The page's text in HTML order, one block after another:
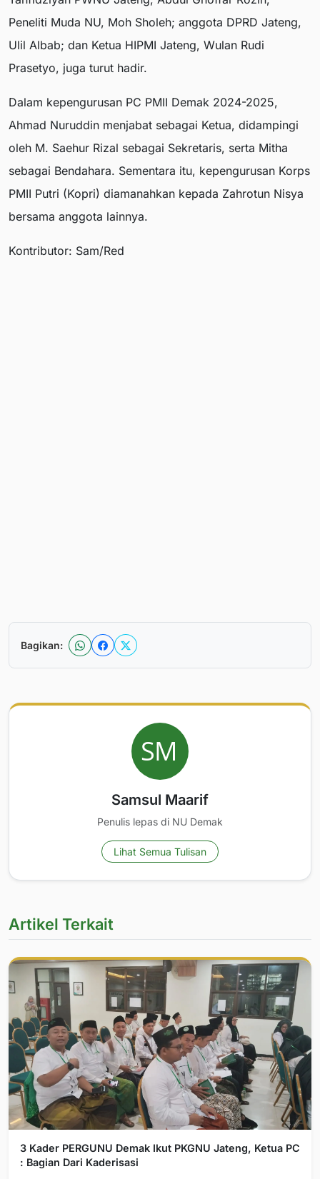
Peneliti Muda NU, Moh Sholeh; anggota DPRD Jateng,
Ulil Albab; dan Ketua HIPMI Jateng, Wulan Rudi
Prasetyo, juga turut hadir.
Dalam kepengurusan PC PMII Demak 2024-2025,
Ahmad Nuruddin menjabat sebagai Ketua, didampingi
oleh M. Saehur Rizal sebagai Sekretaris, serta Mitha
sebagai Bendahara. Sementara itu, kepengurusan Korps
PMII Putri (Kopri) diamanahkan kepada Zahrotun Nisya
bersama anggota lainnya.
Kontributor: Sam/Red
Bagikan:
Samsul Maarif
Penulis lepas di NU Demak
Lihat Semua Tulisan
Artikel Terkait
3 Kader PERGUNU Demak Ikut PKGNU Jateng, Ketua PC
: Bagian Dari Kaderisasi